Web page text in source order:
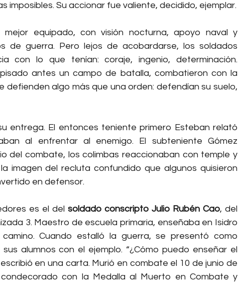
imposibles. Su accionar fue valiente, decidido, ejemplar.
equipado, con visión nocturna, apoyo naval y
de guerra. Pero lejos de acobardarse, los soldados
con lo que tenían: coraje, ingenio, determinación.
antes un campo de batalla, combatieron con la
defienden algo más que una orden: defendían su suelo,
entrega. El entonces teniente primero Esteban relató
al enfrentar al enemigo. El subteniente Gómez
del combate, los colimbas reaccionaban con temple y
imagen del recluta confundido que algunos quisieron
en defensor.
es el del soldado conscripto Julio Rubén Cao, del
3. Maestro de escuela primaria, enseñaba en Isidro
Cuando estalló la guerra, se presentó como
alumnos con el ejemplo. “¿Cómo puedo enseñar el
en una carta. Murió en combate el 10 de junio de
con la Medalla al Muerto en Combate y